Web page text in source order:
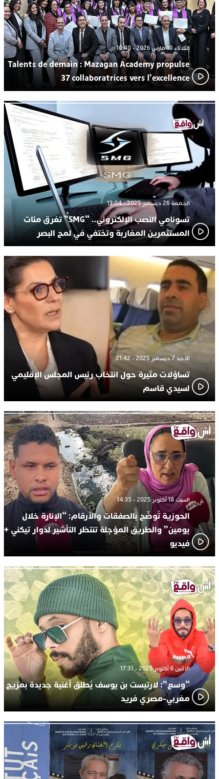
الثلاثاء 10 مارس 2026 - 10:40
Talents de demain : Mazagan Academy propulse
37 collaboratrices vers l’excellence
الجمعة 26 ديسمبر 2025 - 13:04
تسونامي النصب الإلكتروني.. “SMG” تغرق مئات
المستثمرين المغاربة وتختفي في لمح البصر
الأحد 7 ديسمبر 2025 - 21:42
تساؤلات مثيرة حول انتخاب رئيس المجلس الإقليمي
لسيدي قاسم
السبت 18 أكتوبر 2025 - 14:35
الحوزية تُوضّح بالصفقات والأرقام: “الإنارة خلال
يومين” والطريق المؤجلة تنتظر التأشير لدوار تيكني +
فيديو
الإثنين 6 أكتوبر 2025 - 17:31
“وسع”: لارتيست بن يوسف يُطلق أغنية جديدة بمزيج
مغربي-مصري فريد